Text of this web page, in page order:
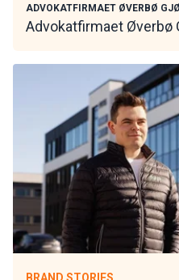
ADVOKATFIRMAET ØVERBØ
Advokatfirmaet Øverbø